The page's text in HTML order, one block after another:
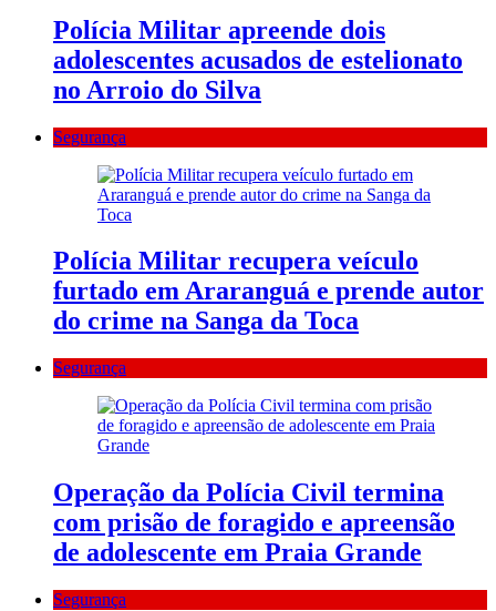
Polícia Militar apreende dois
adolescentes acusados de estelionato
no Arroio do Silva
Segurança
Polícia Militar recupera veículo
furtado em Araranguá e prende autor
do crime na Sanga da Toca
Segurança
Operação da Polícia Civil termina
com prisão de foragido e apreensão
de adolescente em Praia Grande
Segurança